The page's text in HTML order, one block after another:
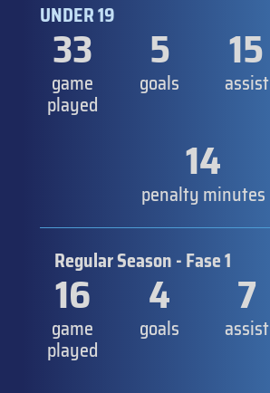
UNDER 19
33
game
played
5
goals
15
assist
14
penalty minutes
Regular Season - Fase 1
16
game
played
4
goals
7
assist